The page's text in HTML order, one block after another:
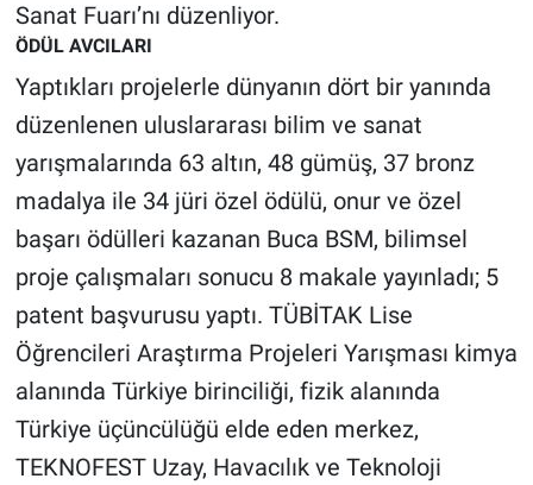
Sanat Fuarı’nı düzenliyor.
ÖDÜL AVCILARI
Yaptıkları projelerle dünyanın dört bir yanında
düzenlenen uluslararası bilim ve sanat
yarışmalarında 63 altın, 48 gümüş, 37 bronz
madalya ile 34 jüri özel ödülü, onur ve özel
başarı ödülleri kazanan Buca BSM, bilimsel
proje çalışmaları sonucu 8 makale yayınladı; 5
patent başvurusu yaptı. TÜBİTAK Lise
Öğrencileri Araştırma Projeleri Yarışması kimya
alanında Türkiye birinciliği, fizik alanında
Türkiye üçüncülüğü elde eden merkez,
TEKNOFEST Uzay, Havacılık ve Teknoloji
Nedir
Popüler
Programlar
Sağlık
Spor
Teknoloji
Türkiye'nin Geleceği
Türkiye'nin Gündemi